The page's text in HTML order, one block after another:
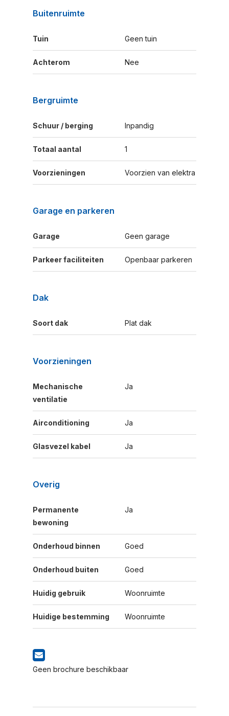
Buitenruimte
Tuin Geen tuin
Achterom Nee
Bergruimte
Schuur / berging Inpandig
Totaal aantal 1
Voorzieningen Voorzien van elektra
Garage en parkeren
Garage Geen garage
Parkeer faciliteiten Openbaar parkeren
Dak
Soort dak Plat dak
Voorzieningen
Mechanische
ventilatie
Ja
Airconditioning Ja
Glasvezel kabel Ja
Overig
Permanente
bewoning
Ja
Onderhoud binnen Goed
Onderhoud buiten Goed
Huidig gebruik Woonruimte
Huidige bestemming Woonruimte
Geen brochure beschikbaar